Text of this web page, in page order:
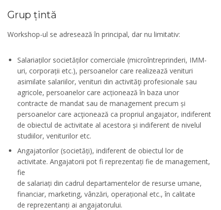
Grup țintă
Workshop-ul se adresează în principal, dar nu limitativ:
Salariaților societăților comerciale (microîntreprinderi, IMM-
uri, corporații etc.), persoanelor care realizează venituri
asimilate salariilor, venituri din activităţi profesionale sau
agricole, persoanelor care acționează în baza unor
contracte de mandat sau de management precum și
persoanelor care acţionează ca propriul angajator, indiferent
de obiectul de activitate al acestora și indiferent de nivelul
studiilor, veniturilor etc.
Angajatorilor (societăți), indiferent de obiectul lor de
activitate. Angajatorii pot fi reprezentați fie de management,
fie
de salariați din cadrul departamentelor de resurse umane,
financiar, marketing, vânzări, operațional etc., în calitate
de reprezentanți ai angajatorului.